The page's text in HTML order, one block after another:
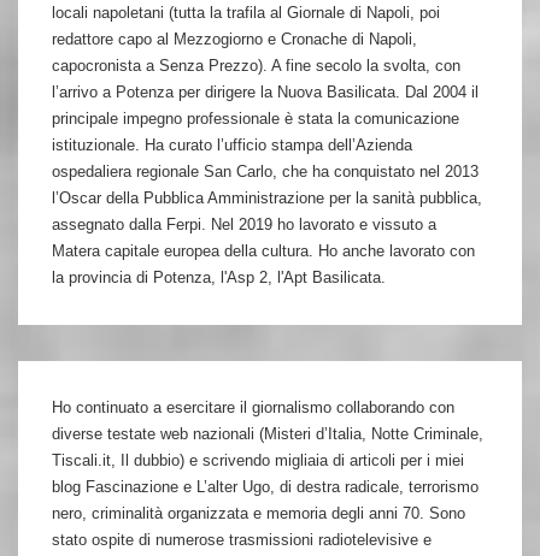
locali napoletani (tutta la trafila al Giornale di Napoli, poi
redattore capo al Mezzogiorno e Cronache di Napoli,
capocronista a Senza Prezzo). A fine secolo la svolta, con
l’arrivo a Potenza per dirigere la Nuova Basilicata. Dal 2004 il
principale impegno professionale è stata la comunicazione
istituzionale. Ha curato l’ufficio stampa dell’Azienda
ospedaliera regionale San Carlo, che ha conquistato nel 2013
l’Oscar della Pubblica Amministrazione per la sanità pubblica,
assegnato dalla Ferpi. Nel 2019 ho lavorato e vissuto a
Matera capitale europea della cultura. Ho anche lavorato con
la provincia di Potenza, l'Asp 2, l'Apt Basilicata.
Ho continuato a esercitare il giornalismo collaborando con
diverse testate web nazionali (Misteri d’Italia, Notte Criminale,
Tiscali.it, Il dubbio) e scrivendo migliaia di articoli per i miei
blog Fascinazione e L’alter Ugo, di destra radicale, terrorismo
nero, criminalità organizzata e memoria degli anni 70. Sono
stato ospite di numerose trasmissioni radiotelevisive e